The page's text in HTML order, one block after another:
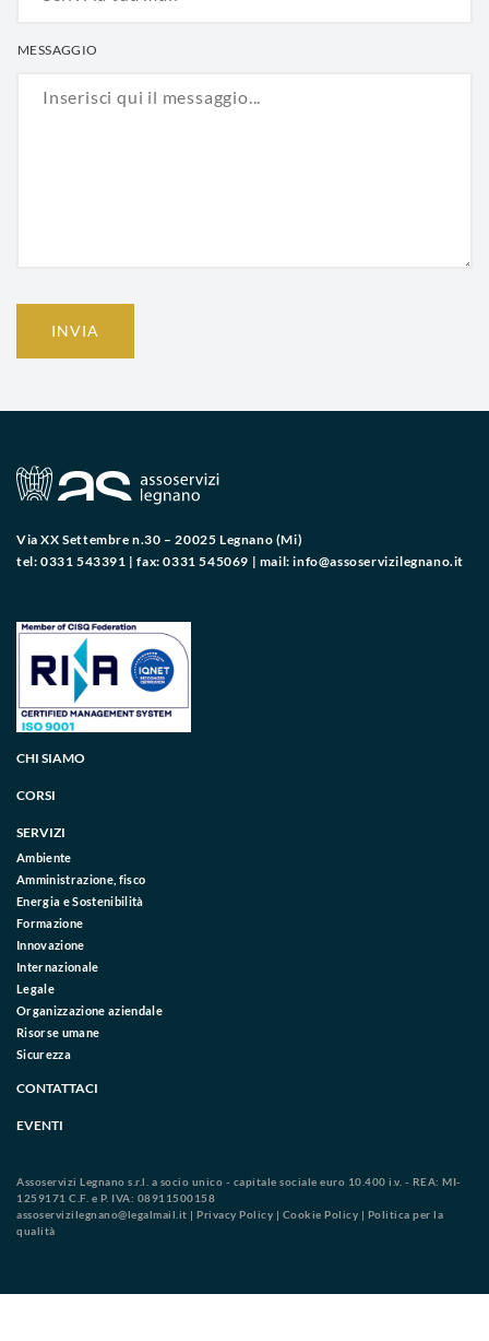
MESSAGGIO
INVIA
Via XX Settembre n.30 – 20025 Legnano (Mi)
tel: 0331 543391 | fax: 0331 545069 | mail:info@assoservizilegnano.it
CHI SIAMO
CORSI
SERVIZI
Ambiente
Amministrazione, fisco
Energia e Sostenibilità
Formazione
Innovazione
Internazionale
Legale
Organizzazione aziendale
Risorse umane
Sicurezza
CONTATTACI
EVENTI
Assoservizi Legnano s.r.l. a socio unico - capitale sociale euro 10.400 i.v. - REA: MI-
1259171 C.F. e P. IVA: 08911500158
assoservizilegnano@legalmail.it | Privacy Policy | Cookie Policy | Politica per la
qualità